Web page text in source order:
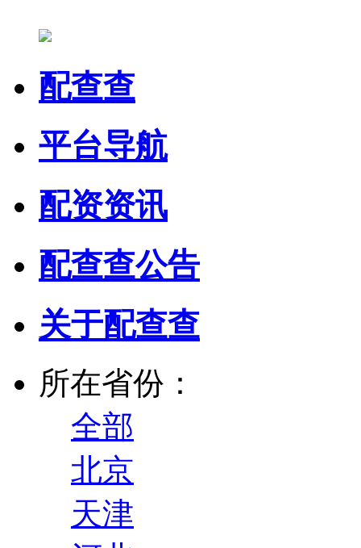
配查查
平台导航
配资资讯
配查查公告
关于配查查
所在省份：
全部
北京
天津